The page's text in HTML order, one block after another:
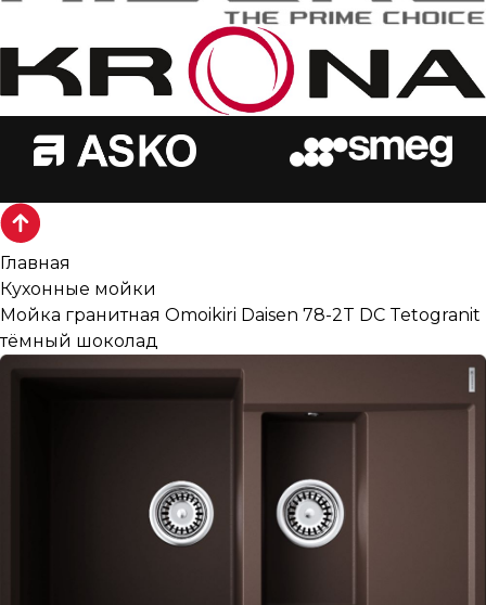
Главная
Кухонные мойки
Мойка гранитная Omoikiri Daisen 78-2T DC Tetogranit
тёмный шоколад